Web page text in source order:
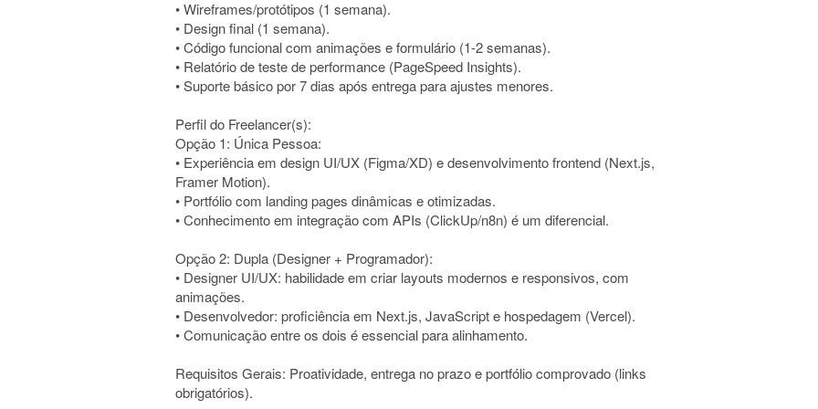
• Wireframes/protótipos (1 semana).
• Design final (1 semana).
• Código funcional com animações e formulário (1-2 semanas).
• Relatório de teste de performance (PageSpeed Insights).
• Suporte básico por 7 dias após entrega para ajustes menores.
Perfil do Freelancer(s):
Opção 1: Única Pessoa:
• Experiência em design UI/UX (Figma/XD) e desenvolvimento frontend (Next.js,
Framer Motion).
• Portfólio com landing pages dinâmicas e otimizadas.
• Conhecimento em integração com APIs (ClickUp/n8n) é um diferencial.
Opção 2: Dupla (Designer + Programador):
• Designer UI/UX: habilidade em criar layouts modernos e responsivos, com
animações.
• Desenvolvedor: proficiência em Next.js, JavaScript e hospedagem (Vercel).
• Comunicação entre os dois é essencial para alinhamento.
Requisitos Gerais: Proatividade, entrega no prazo e portfólio comprovado (links
obrigatórios).